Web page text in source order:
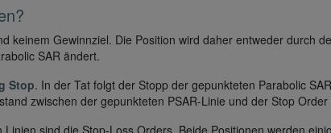
keinem Gewinnziel. Die Position wird daher entweder durch
SAR ändert.
Stop. In der Tat folgt der Stopp der gepunkteten Parabolic
zwischen der gepunkteten PSAR-Linie und der Stop